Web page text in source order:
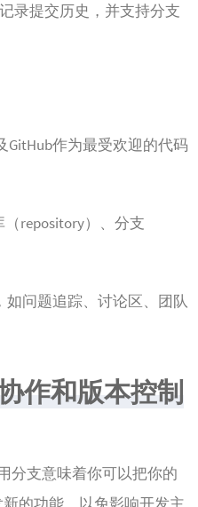
录提交历史，并支持分支
作为最受欢迎的代码
repository）、分支
问题追踪、讨论区、团队
作和版本控制
分支意味着你可以把你的